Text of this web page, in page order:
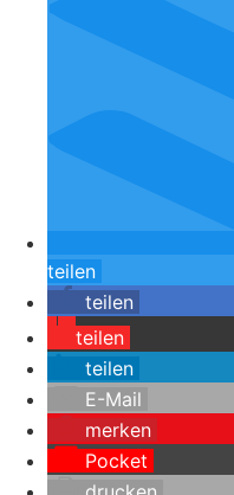
teilen
teilen
teilen
teilen
E-Mail
merken
Pocket